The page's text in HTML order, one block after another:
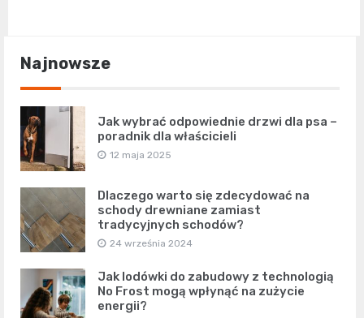
Najnowsze
Jak wybrać odpowiednie drzwi dla psa –
poradnik dla właścicieli
12 maja 2025
Dlaczego warto się zdecydować na
schody drewniane zamiast
tradycyjnych schodów?
24 września 2024
Jak lodówki do zabudowy z technologią
No Frost mogą wpłynąć na zużycie
energii?